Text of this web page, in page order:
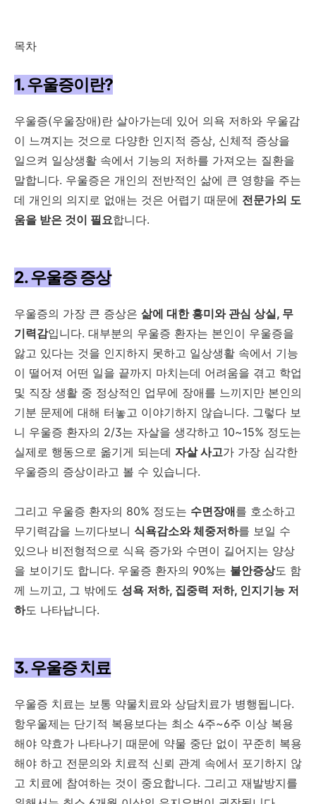
목차
1. 우울증이란?
우울증(우울장애)란 살아가는데 있어 의욕 저하와 우울감
이 느껴지는 것으로 다양한 인지적 증상, 신체적 증상을
일으켜 일상생활 속에서 기능의 저하를 가져오는 질환을
말합니다. 우울증은 개인의 전반적인 삶에 큰 영향을 주는
데 개인의 의지로 없애는 것은 어렵기 때문에 전문가의 도
움을 받은 것이 필요합니다.
2. 우울증 증상
우울증의 가장 큰 증상은 삶에 대한 흥미와 관심 상실, 무
기력감입니다. 대부분의 우울증 환자는 본인이 우울증을
앓고 있다는 것을 인지하지 못하고 일상생활 속에서 기능
이 떨어져 어떤 일을 끝까지 마치는데 어려움을 겪고 학업
및 직장 생활 중 정상적인 업무에 장애를 느끼지만 본인의
기분 문제에 대해 터놓고 이야기하지 않습니다. 그렇다 보
니 우울증 환자의 2/3는 자살을 생각하고 10~15% 정도는
실제로 행동으로 옮기게 되는데 자살 사고가 가장 심각한
우울증의 증상이라고 볼 수 있습니다.
그리고 우울증 환자의 80% 정도는 수면장애를 호소하고
무기력감을 느끼다보니 식욕감소와 체중저하를 보일 수
있으나 비전형적으로 식욕 증가와 수면이 길어지는 양상
을 보이기도 합니다. 우울증 환자의 90%는 불안증상도 함
께 느끼고, 그 밖에도 성욕 저하, 집중력 저하, 인지기능 저
하도 나타납니다.
3. 우울증 치료
우울증 치료는 보통 약물치료와 상담치료가 병행됩니다.
항우울제는 단기적 복용보다는 최소 4주~6주 이상 복용
해야 약효가 나타나기 때문에 약물 중단 없이 꾸준히 복용
해야 하고 전문의와 치료적 신뢰 관계 속에서 포기하지 않
고 치료에 참여하는 것이 중요합니다. 그리고 재발방지를